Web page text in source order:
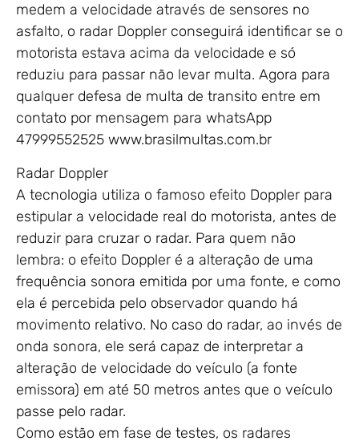
medem a velocidade através de sensores no
asfalto, o radar Doppler conseguirá identificar se o
motorista estava acima da velocidade e só
reduziu para passar não levar multa. Agora para
qualquer defesa de multa de transito entre em
contato por mensagem para whatsApp
47999552525 www.brasilmultas.com.br
Radar Doppler
A tecnologia utiliza o famoso efeito Doppler para
estipular a velocidade real do motorista, antes de
reduzir para cruzar o radar. Para quem não
lembra: o efeito Doppler é a alteração de uma
frequência sonora emitida por uma fonte, e como
ela é percebida pelo observador quando há
movimento relativo. No caso do radar, ao invés de
onda sonora, ele será capaz de interpretar a
alteração de velocidade do veículo (a fonte
emissora) em até 50 metros antes que o veículo
passe pelo radar.
Como estão em fase de testes, os radares